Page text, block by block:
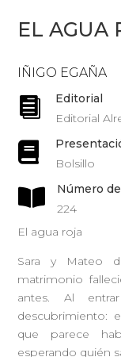
EL AGUA
IÑIGO EGAÑA

Editorial
Editorial

Bolsillo

Número
224
El agua roja
Sara y Mateo
matrimonio
antes. Al
descubrimiento:
que parece
esperando quién